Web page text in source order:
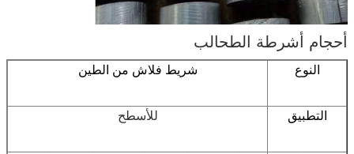
أحجام أشرطة الطحالب
النوع شريط فلاش من الطين
التطبيق للأسطح